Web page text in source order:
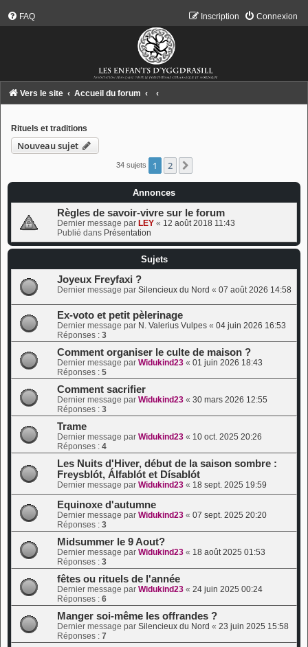
FAQ Connexion
Inscription
Vers le site Accueil du forum
Rituels et traditions
Nouveau sujet
34 sujets 1 2
Annonces
Règles de savoir-vivre sur le forum
Dernier message par LEY « 12 août 2018 11:43
Publié dans Présentation
Sujets
Joyeux Freyfaxi ?
Dernier message par Silencieux du Nord « 07 août 2026 14:58
Ex-voto et petit pèlerinage
Dernier message par N. Valerius Vulpes « 04 juin 2026 16:53
Réponses : 3
Comment organiser le culte de maison ?
Dernier message par Widukind23 « 01 juin 2026 18:43
Réponses : 5
Comment sacrifier
Dernier message par Widukind23 « 30 mars 2026 12:55
Réponses : 3
Trame
Dernier message par Widukind23 « 10 oct. 2025 20:26
Réponses : 4
Les Nuits d'Hiver, début de la saison sombre :
Freysblót, Álfablót et Dísablót
Dernier message par Widukind23 « 18 sept. 2025 19:59
Equinoxe d'autumne
Dernier message par Widukind23 « 07 sept. 2025 20:20
Réponses : 3
Midsummer le 9 Aout?
Dernier message par Widukind23 « 18 août 2025 01:53
Réponses : 3
fêtes ou rituels de l'année
Dernier message par Widukind23 « 24 juin 2025 00:24
Réponses : 6
Manger soi-même les offrandes ?
Dernier message par Silencieux du Nord « 23 juin 2025 15:58
Réponses : 7